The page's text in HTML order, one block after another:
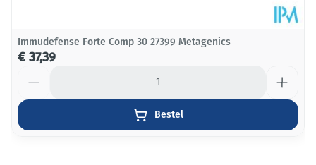
Immudefense Forte Comp 30 27399 Metagenics
€ 37,39
Bestel